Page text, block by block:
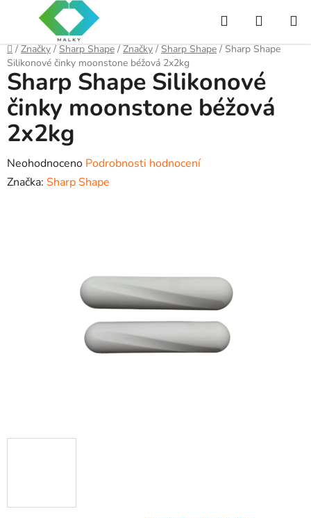
Hledat
KOŠÍK
Domů
/ Značky / Sharp Shape / Značky / Sharp Shape / Sharp Shape
Silikonové činky moonstone béžová 2x2kg
Sharp Shape Silikonové
činky moonstone béžová
2x2kg
Průměrné
hodnocení
Neohodnoceno Podrobnosti hodnocení
Značka: Sharp Shape